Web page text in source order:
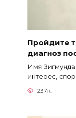
Пройдите
диагноз
Имя
интерес,
237к.